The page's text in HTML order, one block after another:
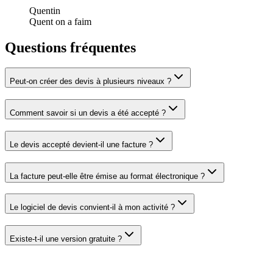
Quentin
Quent on a faim
Questions fréquentes
Peut-on créer des devis à plusieurs niveaux ?
Comment savoir si un devis a été accepté ?
Le devis accepté devient-il une facture ?
La facture peut-elle être émise au format électronique ?
Le logiciel de devis convient-il à mon activité ?
Existe-t-il une version gratuite ?